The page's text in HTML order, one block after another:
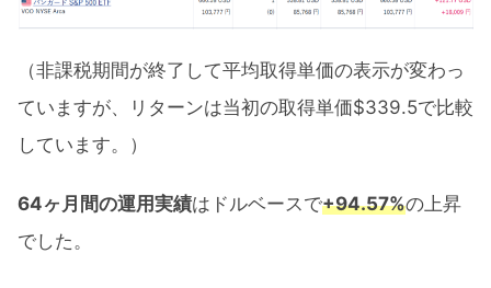
（非課税期間が終了して平均取得単価の表示が変わっ
ていますが、リターンは当初の取得単価$339.5で比較
しています。）
64ヶ月間の運用実績はドルベースで+94.57%の上昇
でした。